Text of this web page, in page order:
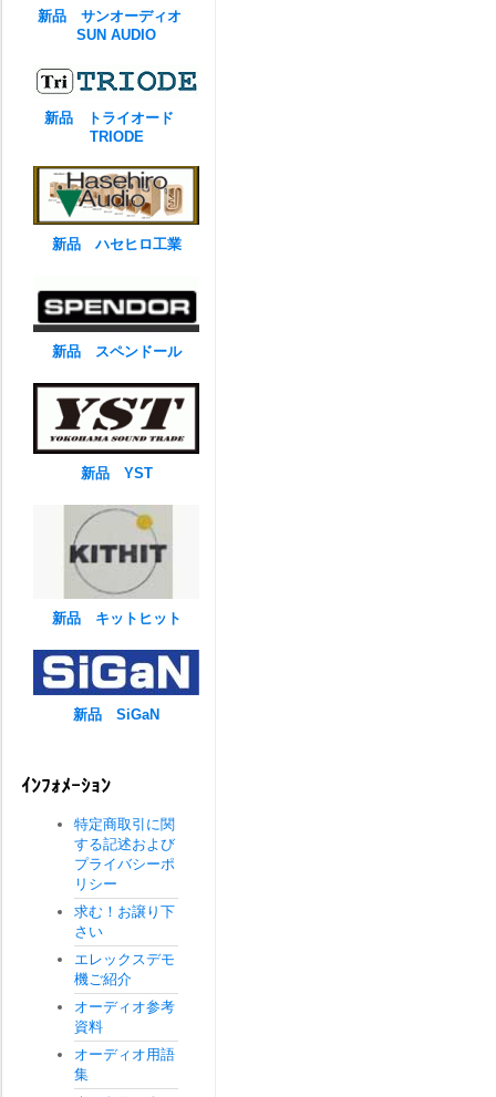
新品 サンオーディオ
SUN AUDIO
新品 トライオード
TRIODE
新品 ハセヒロ工業
新品 スペンドール
新品 YST
新品 キットヒット
新品 SiGaN
ｲﾝﾌｫﾒｰｼｮﾝ
特定商取引に関
する記述および
プライバシーポ
リシー
求む！お譲り下
さい
エレックスデモ
機ご紹介
オーディオ参考
資料
オーディオ用語
集